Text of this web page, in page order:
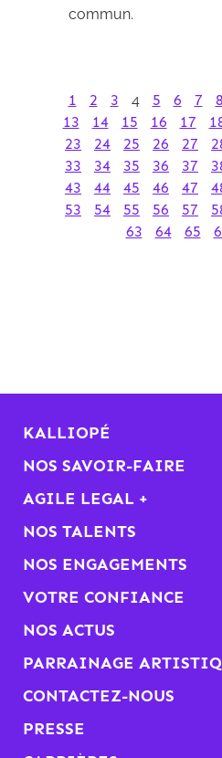
commun.
1 2 3 4 5 6 7 8
13
14 15 16 17
23
24 25 26 27
33
34 35 36 37
43
44 45 46 47
53
54 55 56 57
63
64 65
KALLIOPÉ
NOS SAVOIR-FAIRE
AGILE LEGAL +
NOS TALENTS
NOS ENGAGEMENTS
VOTRE CONFIANCE
NOS ACTUS
PARRAINAGE
CONTACTEZ-NOUS
PRESSE